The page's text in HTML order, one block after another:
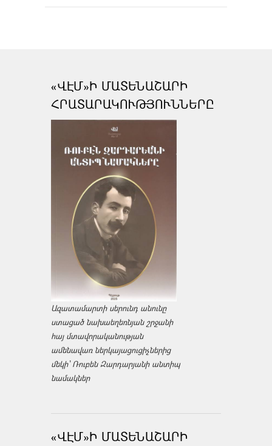
«ՎԷՄ»Ի ՄԱՏԵՆԱՇԱՐԻ
ՀՐԱՏԱՐԱԿՈՒԹՅՈՒՆՆԵՐԸ
Ազատամարտի սերունդ անունը
ստացած նախաեղեռնյան շրջանի
հայ մտավորականության
ամենավառ ներկայացուցիչներից
մեկի՝ Ռուբեն Զարդարյանի անտիպ
նամակներ
«ՎԷՄ»Ի ՄԱՏԵՆԱՇԱՐԻ